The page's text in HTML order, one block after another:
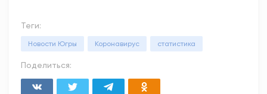
Теги:
Новости Югры Коронавирус статистика
Поделиться: